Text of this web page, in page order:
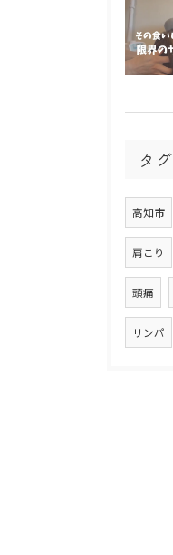
タグ
高知市
肩こり
頭痛
リンパ